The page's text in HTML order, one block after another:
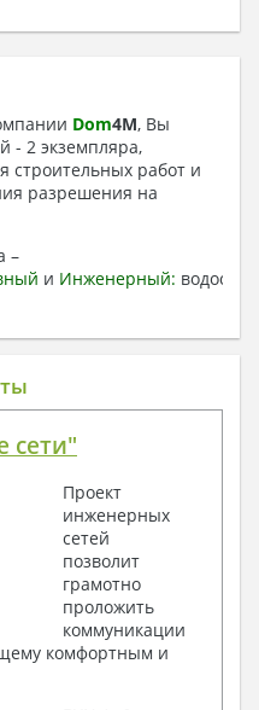
Dom4M, Вы
- 2 экземпляра,
строительных работ и
разрешения на
–
и Инженерный:
за дополнительную
осей
планы с
отделок
– сечения и
сети"
Проект
инженерных
сетей
позволит
грамотно
проложить
коммуникации
комфортным и